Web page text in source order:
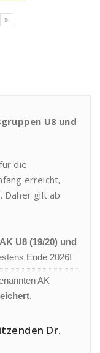
»
U8 und
für die
erreicht,
Daher gilt ab
AK U8 (19/20) und
Ende 2026!
AK
.
Dr.